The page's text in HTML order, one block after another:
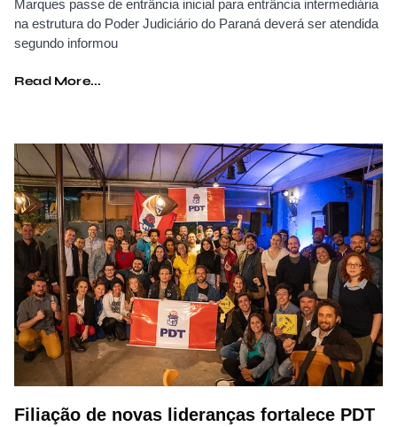
Marques passe de entrância inicial para entrância intermediária
na estrutura do Poder Judiciário do Paraná deverá ser atendida
segundo informou
Read More...
Filiação de novas lideranças fortalece PDT